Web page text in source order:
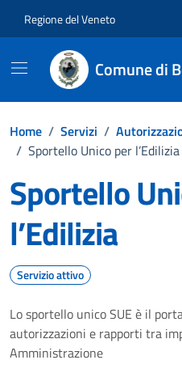
Regione del Veneto
Comune di
Home / Servizi /
/ Sportello Unico per l’Edilizia
Sportello
l’Edilizia
Servizio attivo
Lo sportello unico SUE è il
autorizzazioni e rapporti tra
Amministrazione